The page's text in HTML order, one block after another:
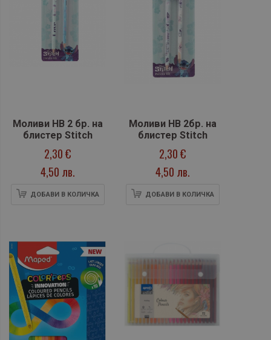
Моливи HB 2 бр. на
блистер Stitch
2,30 €
4,50 лв.
ДОБАВИ В КОЛИЧКА
Моливи HB 2бр. на
блистер Stitch
2,30 €
4,50 лв.
ДОБАВИ В КОЛИЧКА